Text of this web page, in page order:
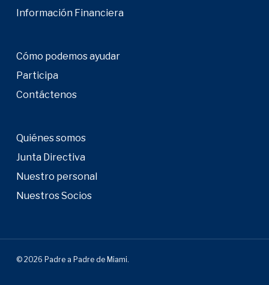
Información Financiera
Cómo podemos ayudar
Participa
Contáctenos
Quiénes somos
Junta Directiva
Nuestro personal
Nuestros Socios
© 2026 Padre a Padre de Miami.